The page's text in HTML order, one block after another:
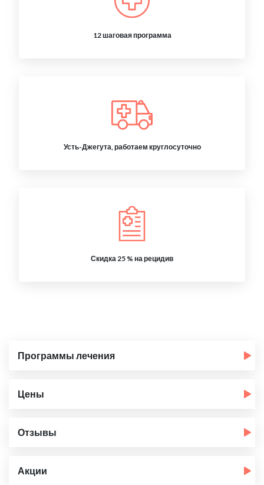
12 шаговая программа
Усть-Джегута, работаем круглосуточно
Скидка 25 % на рецидив
Программы лечения
Цены
Отзывы
Акции